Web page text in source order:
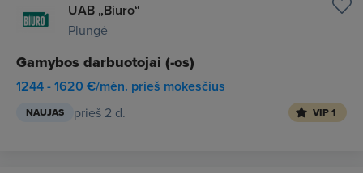
UAB „Biuro“
Plungė
Gamybos darbuotojai (-os)
1244 - 1620 €/mėn. prieš mokesčius
NAUJAS prieš 2 d. VIP 1